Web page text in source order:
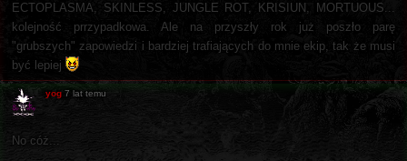
ECTOPLASMA, SKINLESS, JUNGLE ROT, KRISIUN, MORTUOUS...
kolejność prrzypadkowa. Ale na przyszły rok już poszło parę
"grubszych" zapowiedzi i bardziej trafiających do mnie ekip, tak że musi
być lepiej
yog 7 lat temu
No cóż...